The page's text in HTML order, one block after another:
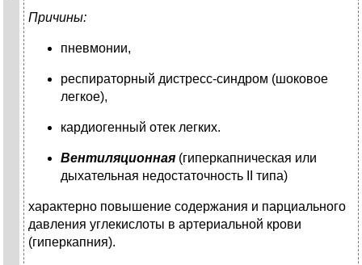
Причины:
пневмонии,
респираторный дистресс-синдром (шоковое
легкое),
кардиогенный отек легких.
Вентиляционная (гиперкапническая или
дыхательная недостаточность II типа)
характерно повышение содержания и парциального
давления углекислоты в артериальной крови
(гиперкапния).